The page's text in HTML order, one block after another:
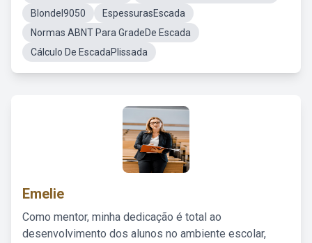
Blondel9050
EspessurasEscada
Normas ABNT Para GradeDe Escada
Cálculo De EscadaPlissada
Emelie
Como mentor, minha dedicação é total ao
desenvolvimento dos alunos no ambiente escolar,